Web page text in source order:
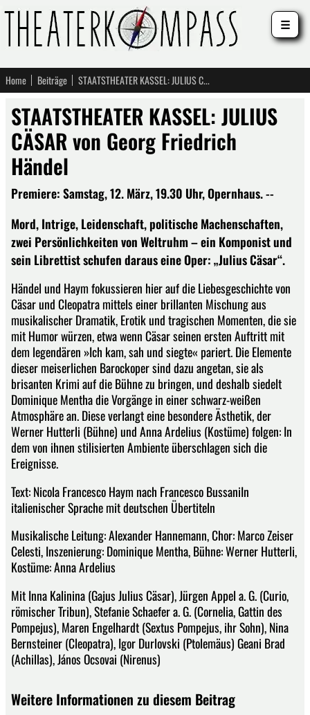
Home Beiträge STAATSTHEATER KASSEL: JULIUS CÄSAR von Georg Friedrich Händel
STAATSTHEATER KASSEL: JULIUS
CÄSAR von Georg Friedrich
Händel
Premiere: Samstag, 12. März, 19.30 Uhr, Opernhaus. --
Mord, Intrige, Leidenschaft, politische Machenschaften,
zwei Persönlichkeiten von Weltruhm – ein Komponist und
sein Librettist schufen daraus eine Oper: „Julius Cäsar“.
Händel und Haym fokussieren hier auf die Liebesgeschichte von
Cäsar und Cleopatra mittels einer brillanten Mischung aus
musikalischer Dramatik, Erotik und tragischen Momenten, die sie
mit Humor würzen, etwa wenn Cäsar seinen ersten Auftritt mit
dem legendären »Ich kam, sah und siegte« pariert. Die Elemente
dieser meiserlichen Barockoper sind dazu angetan, sie als
brisanten Krimi auf die Bühne zu bringen, und deshalb siedelt
Dominique Mentha die Vorgänge in einer schwarz-weißen
Atmosphäre an. Diese verlangt eine besondere Ästhetik, der
Werner Hutterli (Bühne) und Anna Ardelius (Kostüme) folgen: In
dem von ihnen stilisierten Ambiente überschlagen sich die
Ereignisse.
Text: Nicola Francesco Haym nach Francesco BussaniIn
italienischer Sprache mit deutschen Übertiteln
Musikalische Leitung: Alexander Hannemann, Chor: Marco Zeiser
Celesti, Inszenierung: Dominique Mentha, Bühne: Werner Hutterli,
Kostüme: Anna Ardelius
Mit Inna Kalinina (Gajus Julius Cäsar), Jürgen Appel a. G. (Curio,
römischer Tribun), Stefanie Schaefer a. G. (Cornelia, Gattin des
Pompejus), Maren Engelhardt (Sextus Pompejus, ihr Sohn), Nina
Bernsteiner (Cleopatra), Igor Durlovski (Ptolemäus) Geani Brad
(Achillas), János Ocsovai (Nirenus)
Weitere Informationen zu diesem Beitrag
☰